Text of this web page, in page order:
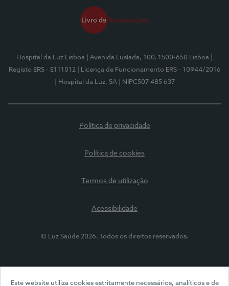
Este website utiliza cookies estritamente necessários, analíticos e de
Hospital da Luz Lisboa | Avenida Lusíada, 100, 1500-650 Lisboa
Registo ERS - E111012
| Licença de Funcionamento ERS - 10944/2016
| Hospital da Luz, SA
| NIPC507 485 637
Política de privacidade
Política de cookies
Termos de utilização
Acessibilidade
© Luz Saúde 2026. Todos os direitos reservados.